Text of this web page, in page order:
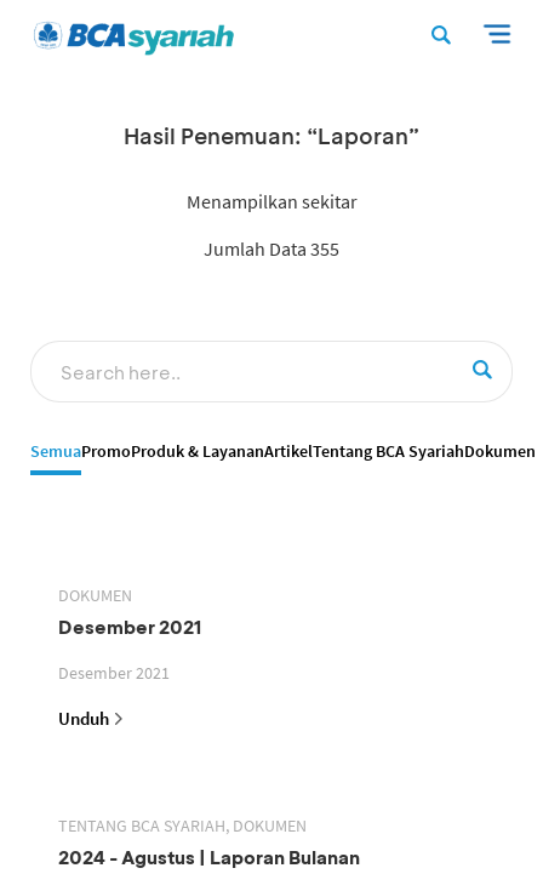
Hasil Penemuan: “Laporan”
Menampilkan sekitar
Jumlah Data 355
SemuaPromoProduk & LayananArtikelTentang BCA SyariahDokumen
DOKUMEN
Desember 2021
Desember 2021
Unduh
TENTANG BCA SYARIAH, DOKUMEN
2024 - Agustus | Laporan Bulanan